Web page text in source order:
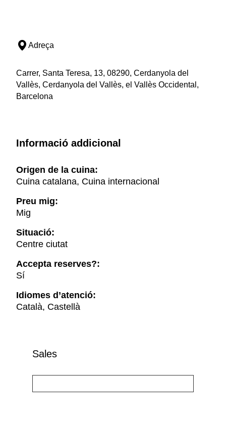
Adreça
Carrer, Santa Teresa, 13, 08290, Cerdanyola del
Vallès, Cerdanyola del Vallès, el Vallès Occidental,
Barcelona
Informació addicional
Origen de la cuina:
Cuina catalana, Cuina internacional
Preu mig:
Mig
Situació:
Centre ciutat
Accepta reserves?:
Sí
Idiomes d’atenció:
Català, Castellà
Sales